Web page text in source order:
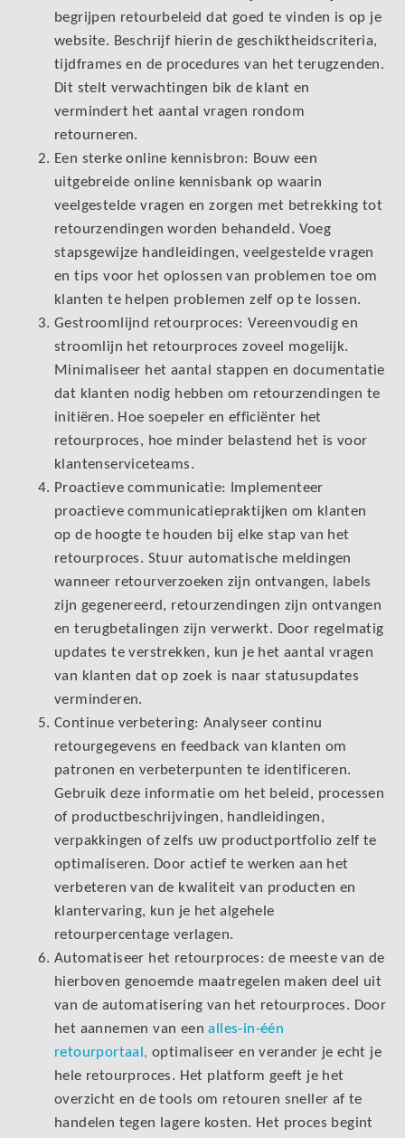
begrijpen retourbeleid dat goed te vinden is op je
website. Beschrijf hierin de geschiktheidscriteria,
tijdframes en de procedures van het terugzenden.
Dit stelt verwachtingen bik de klant en
vermindert het aantal vragen rondom
retourneren.
Een sterke online kennisbron: Bouw een
uitgebreide online kennisbank op waarin
veelgestelde vragen en zorgen met betrekking tot
retourzendingen worden behandeld. Voeg
stapsgewijze handleidingen, veelgestelde vragen
en tips voor het oplossen van problemen toe om
klanten te helpen problemen zelf op te lossen.
Gestroomlijnd retourproces: Vereenvoudig en
stroomlijn het retourproces zoveel mogelijk.
Minimaliseer het aantal stappen en documentatie
dat klanten nodig hebben om retourzendingen te
initiëren. Hoe soepeler en efficiënter het
retourproces, hoe minder belastend het is voor
klantenserviceteams.
Proactieve communicatie: Implementeer
proactieve communicatiepraktijken om klanten
op de hoogte te houden bij elke stap van het
retourproces. Stuur automatische meldingen
wanneer retourverzoeken zijn ontvangen, labels
zijn gegenereerd, retourzendingen zijn ontvangen
en terugbetalingen zijn verwerkt. Door regelmatig
updates te verstrekken, kun je het aantal vragen
van klanten dat op zoek is naar statusupdates
verminderen.
Continue verbetering: Analyseer continu
retourgegevens en feedback van klanten om
patronen en verbeterpunten te identificeren.
Gebruik deze informatie om het beleid, processen
of productbeschrijvingen, handleidingen,
verpakkingen of zelfs uw productportfolio zelf te
optimaliseren. Door actief te werken aan het
verbeteren van de kwaliteit van producten en
klantervaring, kun je het algehele
retourpercentage verlagen.
Automatiseer het retourproces: de meeste van de
hierboven genoemde maatregelen maken deel uit
van de automatisering van het retourproces. Door
het aannemen van eenalles-in-één
retourportaal, optimaliseer en verander je echt je
hele retourproces. Het platform geeft je het
overzicht en de tools om retouren sneller af te
handelen tegen lagere kosten. Het proces begint